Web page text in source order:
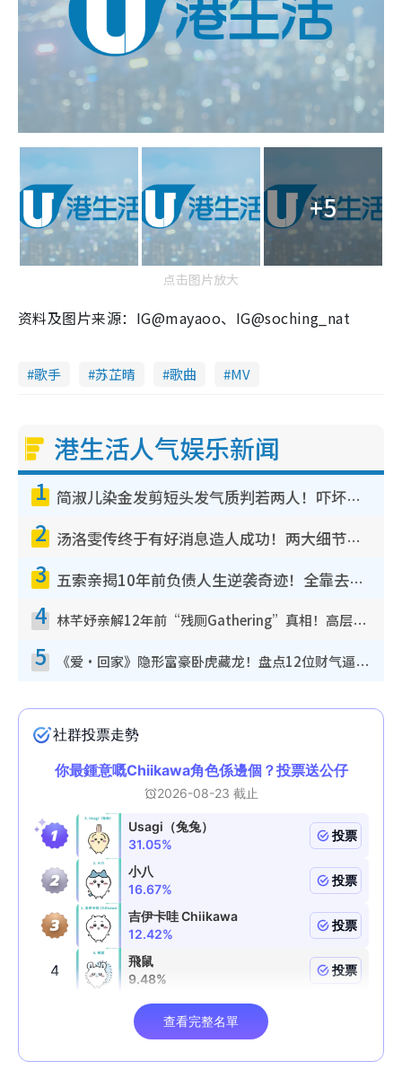
+5
点击图片放大
资料及图片来源：IG@mayaoo、IG@soching_nat
歌手 苏芷晴 歌曲 MV
港生活人气娱乐新闻
1 简淑儿染金发剪短头发气质判若两人！吓坏老公麦大力都认不出：“你做什么？”
2 汤洛雯传终于有好消息造人成功！两大细节曝孕味极浓引猜测：大肚婆先会咁！
3 五索亲揭10年前负债人生逆袭奇迹！全靠去一地方转运后即遇上马先生
4 林芊妤亲解12年前“残厕Gathering”真相！高层解约一句话重创尊严，至今拒返TVB
5 《爱·回家》隐形富豪卧虎藏龙！盘点12位财气逼人的有钱艺人：这位美女3亿身家不愁做